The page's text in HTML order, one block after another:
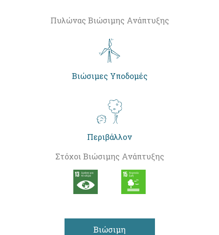
Πυλώνας Βιώσιμης Ανάπτυξης
Βιώσιμες Υποδομές
Περιβάλλον
Στόχοι Βιώσιμης Ανάπτυξης
Βιώσιμη